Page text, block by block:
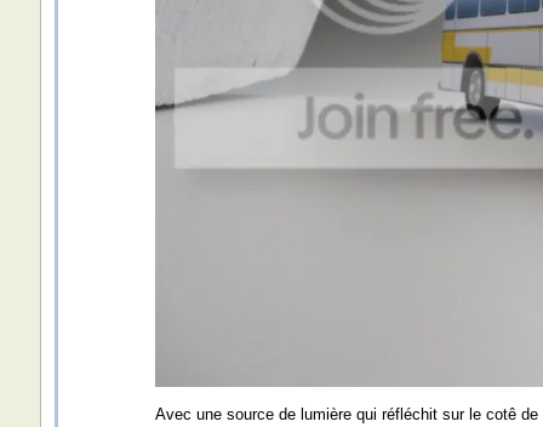
Avec une source de lumière qui réfléchit sur le cotê de